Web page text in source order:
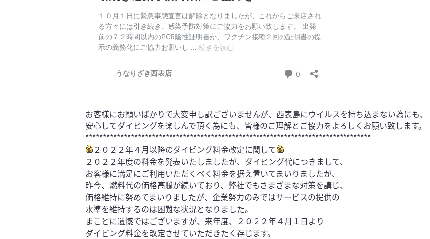
お客様にお願いばかりで大変申し訳ございませんが、西表島にウイルスを持ち込まない為にも、
安心してダイビングを楽しんで頂く為にも、皆様のご理解とご協力をよろしくお願い致します。
**********************************************************************************
２０２２年４月以降のダイビング料金改定に関して
２０２２年度の料金を発表いたしましたが、ダイビング代につきまして、
お客様に満足にご利用いただくべく料金を据え置いてまいりましたが、
昨今、燃料代の価格高騰が続いており、弊社でもさまざまな対策を講じ、
価格維持に努めてまいりましたが、企業努力のみではサービスの提供の
水準を維持するのは困難な状況となりました。
まことに遺憾ではございますが、来年度、２０２２年４月１日より
ダイビング料金を改定させていただきたく存じます。